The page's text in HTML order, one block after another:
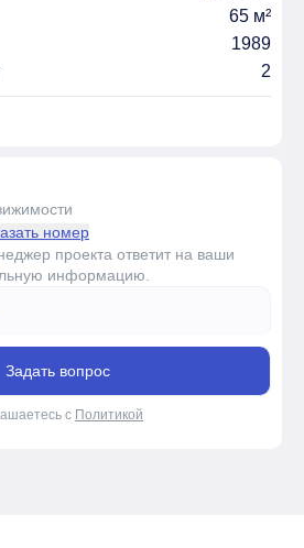
65 м²
1989
2
номер
проекта ответит на ваши
информацию.
Задать вопрос
с Политикой